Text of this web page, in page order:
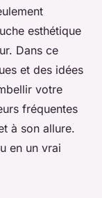
esthétique
Dans ce
et des idées
votre
fréquentes
à son allure.
en un vrai